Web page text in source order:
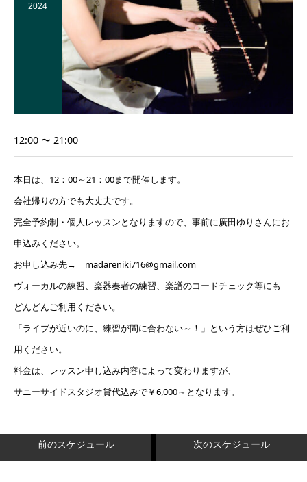
2024
12:00 〜 21:00
本日は、12：00～21：00まで開催します。
会社帰りの方でも大丈夫です。
完全予約制・個人レッスンとなりますので、事前に廣田ゆりさんにお
申込みください。
お申し込み先→ madareniki716@gmail.com
ヴォーカルの練習、楽器奏者の練習、楽譜のコードチェック等にも
どんどんご利用ください。
「ライブが近いのに、練習が間に合わない～！」という方はぜひご利
用ください。
料金は、レッスン申し込み内容によって変わりますが、
サニーサイドスタジオ貸代込みで￥6,000～となります。
前のスケジュール 次のスケジュール